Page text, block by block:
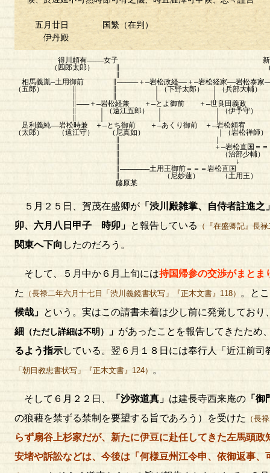
五月廿日 国繁（在判）
伊丹殿
得川頼有――――女子 新田義貞――新田
（四郎太郎） ∥ （左中将） （武
相馬義胤―土用御前 ∥―――――＋―岩松政経――＋―岩松経家――岩松泰家
（五郎） ∥ ∥ ｜（下野太郎） ｜（兵部大輔） （
∥―――＋―岩松経兼 ＋―とよ御前 ＋―世良
∥ ｜（遠江五郎） ｜ ｜（伊予守
足利義純――岩松時兼 ＋―とち御前 ＋―あくり御前 ＋―
（太郎） （遠江守） （尼真如） ｜（岩松
∥ ＋―岩松直国＝＝＝＝＝＝＝＝岩松
∥ （治部少輔） （治部大輔）
∥ ↓
∥―――――――土用王御前＝＝＝岩松直国
∥ （尼妙蓮） （土用王）
藤原某
５月２５日、賀茂在盛卿が 「渋川殿雑掌、自侍者註進之
卯、六月八日甲子 時卯」 と報告している （『在盛卿記』長
関東へ下向 したのだろう。
そして、５月中か６月上旬には持国帰参の交渉がまとま
た
（長禄二年六月十七日「渋川義鏡書状写」『正木文書』118）
。と
候哉」 という。実はこの請書未着は少し前に発覚しており
細
（ただし詳細は不明） 」 があったことを報告してきたため
るよう指示している。翌６月１８日には奉行人「近江前
「朝日教忠書状写」『正木文書』124） 。
そして６月２２日、 「沙弥道真」 は建長寺西来庵の 「
の狼藉を禁ずる禁制を要望する旨であろう）を受けた
（長
らず扇谷上杉家だが、新たに伊豆に赴任してきた左馬頭
安堵や訴訟などは、今後は「何様豆州江令申、依御返事